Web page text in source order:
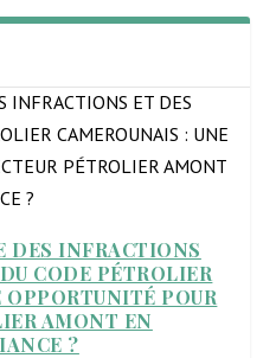
DES INFRACTIONS
CODE PÉTROLIER
POUR
AMONT EN
?